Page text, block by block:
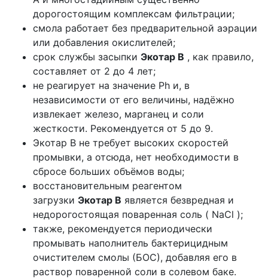
дорогостоящим комплексам фильтрации;
смола работает без предварительной аэрации
или добавления окислителей;
срок службы засыпки Экотар B , как правило,
составляет от 2 до 4 лет;
не реагирует на значение Ph и, в
независимости от его величины, надёжно
извлекает железо, марганец и соли
жесткости. Рекомендуется от 5 до 9.
Экотар B не требует высоких скоростей
промывки, а отсюда, нет необходимости в
сбросе больших объёмов воды;
восстановительным реагентом
загрузки Экотар B является безвредная и
недорогостоящая поваренная соль ( NaCl );
также, рекомендуется периодически
промывать наполнитель бактерицидным
очистителем смолы (БОС), добавляя его в
раствор поваренной соли в солевом баке.